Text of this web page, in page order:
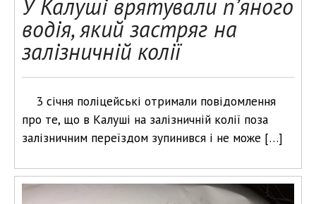
У Калуші врятували п’яного
водія, який застряг на
залізничній колії
3 січня поліцейські отримали повідомлення
про те, що в Калуші на залізничній колії поза
залізничним переїздом зупинився і не може […]